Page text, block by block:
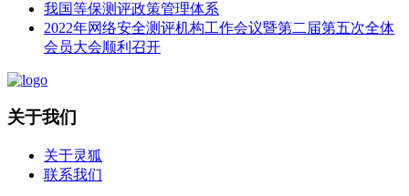
我国等保测评政策管理体系
2022年网络安全测评机构工作会议暨第二届第五次全体
会员大会顺利召开
关于我们
关于灵狐
联系我们